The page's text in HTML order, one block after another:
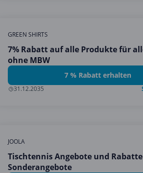
GREEN SHIRTS
7% Rabatt auf alle Produkte für
ohne MBW
7 % Rabatt erhalten
31.12.2035
JOOLA
Tischtennis Angebote und
Sonderangebote